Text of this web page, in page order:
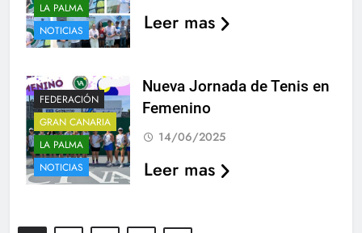
LA PALMA
NOTICIAS
Leer mas
FEDERACIÓN
GRAN CANARIA
LA PALMA
NOTICIAS
Nueva Jornada de Tenis en
Femenino
14/06/2025
Leer mas